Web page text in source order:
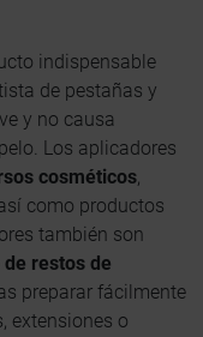
indispensable
de pestañas y
y no causa
Los aplicadores
cosméticos,
como productos
también son
restos de
preparar fácilmente
extensiones o